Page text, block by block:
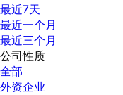
最近7天
最近一个月
最近三个月
公司性质
全部
外资企业